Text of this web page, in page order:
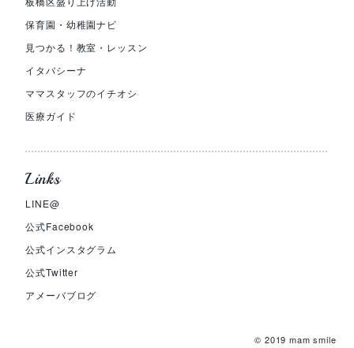
保育園・幼稚園ナビ
見つかる！教室・レッスン
イタバシーナ
ママスタッフのイチオシ
医療ガイド
Links
LINE@
公式Facebook
公式インスタグラム
公式Twitter
アメーバブログ
© 2019 mam smile